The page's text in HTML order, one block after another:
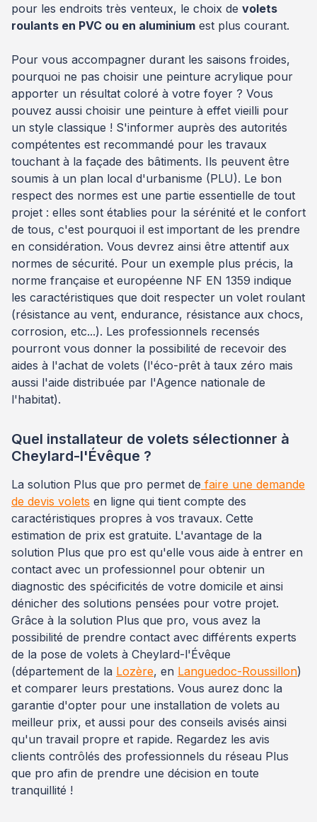
pour les endroits très venteux, le choix de volets
roulants en PVC ou en aluminium est plus courant.
Pour vous accompagner durant les saisons froides,
pourquoi ne pas choisir une peinture acrylique pour
apporter un résultat coloré à votre foyer ? Vous
pouvez aussi choisir une peinture à effet vieilli pour
un style classique ! S'informer auprès des autorités
compétentes est recommandé pour les travaux
touchant à la façade des bâtiments. Ils peuvent être
soumis à un plan local d'urbanisme (PLU). Le bon
respect des normes est une partie essentielle de tout
projet : elles sont établies pour la sérénité et le confort
de tous, c'est pourquoi il est important de les prendre
en considération. Vous devrez ainsi être attentif aux
normes de sécurité. Pour un exemple plus précis, la
norme française et européenne NF EN 1359 indique
les caractéristiques que doit respecter un volet roulant
(résistance au vent, endurance, résistance aux chocs,
corrosion, etc...). Les professionnels recensés
pourront vous donner la possibilité de recevoir des
aides à l'achat de volets (l'éco-prêt à taux zéro mais
aussi l'aide distribuée par l'Agence nationale de
l'habitat).
Quel installateur de volets sélectionner à
Cheylard-l'Évêque ?
La solution Plus que pro permet de faire une demande
de devis volets en ligne qui tient compte des
caractéristiques propres à vos travaux. Cette
estimation de prix est gratuite. L'avantage de la
solution Plus que pro est qu'elle vous aide à entrer en
contact avec un professionnel pour obtenir un
diagnostic des spécificités de votre domicile et ainsi
dénicher des solutions pensées pour votre projet.
Grâce à la solution Plus que pro, vous avez la
possibilité de prendre contact avec différents experts
de la pose de volets à Cheylard-l'Évêque
(département de la Lozère, en Languedoc-Roussillon)
et comparer leurs prestations. Vous aurez donc la
garantie d'opter pour une installation de volets au
meilleur prix, et aussi pour des conseils avisés ainsi
qu'un travail propre et rapide. Regardez les avis
clients contrôlés des professionnels du réseau Plus
que pro afin de prendre une décision en toute
tranquillité !